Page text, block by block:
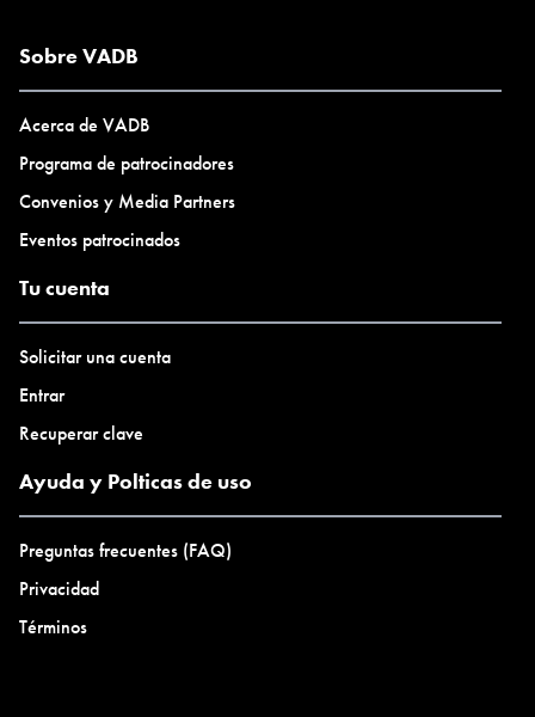
Sobre VADB
Acerca de VADB
Programa de patrocinadores
Convenios y Media Partners
Eventos patrocinados
Tu cuenta
Solicitar una cuenta
Entrar
Recuperar clave
Ayuda y Polticas de uso
Preguntas frecuentes (FAQ)
Privacidad
Términos